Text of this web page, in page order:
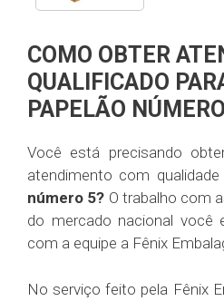
COMO OBTER
QUALIFICADO
PAPELÃO
Você está precisando
atendimento com qualidade
número 5? O trabalho com
do mercado nacional você
com a equipe a Fênix
No serviço feito pela Fênix